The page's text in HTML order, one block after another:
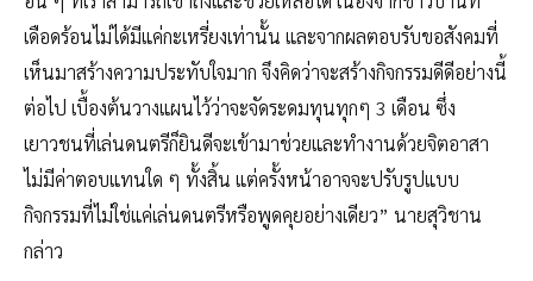
เดือดร้อนไม่ได้มีแค่กะเหรี่ยงเท่านั้น และจากผลตอบรับขอสังคมที่
เห็นมาสร้างความประทับใจมาก จึงคิดว่าจะสร้างกิจกรรมดีดีอย่างนี้
ต่อไป เบื้องต้นวางแผนไว้ว่าจะจัดระดมทุนทุกๆ 3 เดือน ซึ่ง
เยาวชนที่เล่นดนตรีก็ยินดีจะเข้ามาช่วยและทำงานด้วยจิตอาสา
ไม่มีค่าตอบแทนใด ๆ ทั้งสิ้น แต่ครั้งหน้าอาจจะปรับรูปแบบ
กิจกรรมที่ไม่ใช่แค่เล่นดนตรีหรือพูดคุยอย่างเดียว” นายสุวิชาน
กล่าว